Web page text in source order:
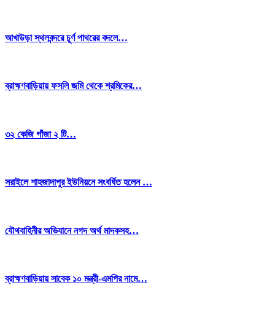
আখাউড়া স্থলবন্দরে চূর্ণ পাথরের বদলে…
ব্রাহ্মণবাড়িয়ায় ফসলি জমি থেকে শ্রমিকের…
৩২ কেজি গাঁজা ২ টি…
সরাইলে শাহজাদাপুর ইউনিয়নে সংবর্ধিত হলেন …
যৌথবাহিনীর অভিযানে নগদ অর্থ মাদকসহ…
ব্রাহ্মণবাড়িয়ায় সাবেক ১০ মন্ত্রী-এমপির নামে…